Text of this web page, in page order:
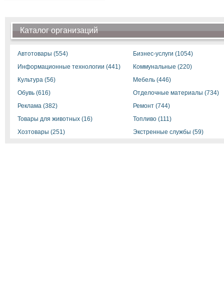
Каталог организаций
Автотовары (554)
Бизнес-услуги (1054)
Информационные технологии (441)
Коммунальные (220)
Культура (56)
Мебель (446)
Обувь (616)
Отделочные материалы (734)
Реклама (382)
Ремонт (744)
Товары для животных (16)
Топливо (111)
Хозтовары (251)
Экстренные службы (59)